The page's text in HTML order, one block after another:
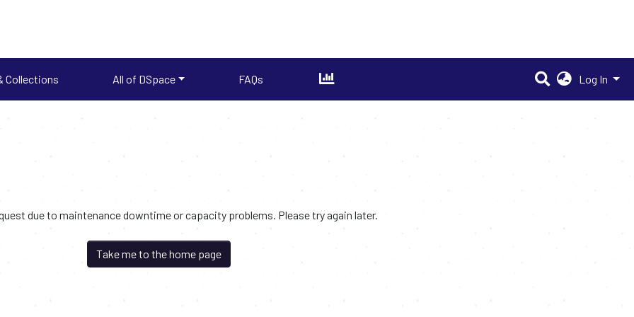
Collections All of DSpace FAQs Log In
due to maintenance downtime or capacity problems. Please try again later.
Take me to the home page